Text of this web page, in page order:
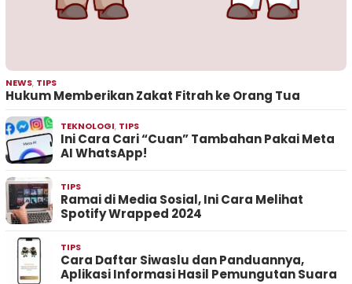
NEWS, TIPS
Hukum Memberikan Zakat Fitrah ke Orang Tua
TEKNOLOGI, TIPS
Ini Cara Cari “Cuan” Tambahan Pakai Meta
AI WhatsApp!
TIPS
Ramai di Media Sosial, Ini Cara Melihat
Spotify Wrapped 2024
TIPS
Cara Daftar Siwaslu dan Panduannya,
Aplikasi Informasi Hasil Pemungutan Suara